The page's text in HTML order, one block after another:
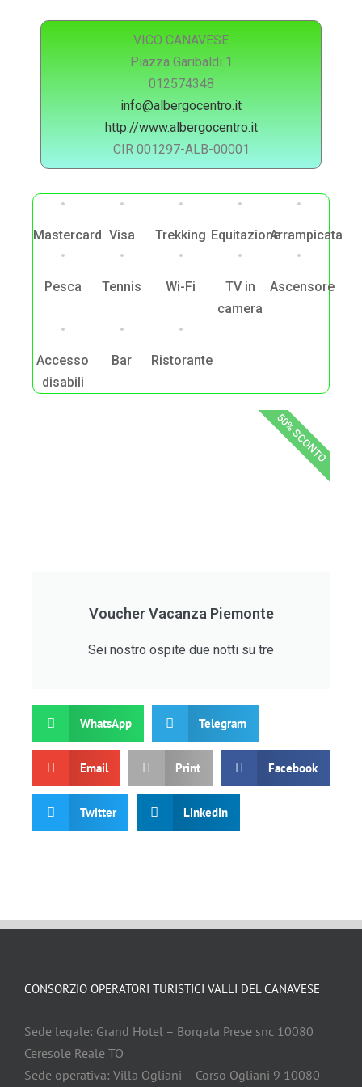
VICO CANAVESE
Piazza Garibaldi 1
012574348
info@albergocentro.it
http://www.albergocentro.it
CIR 001297-ALB-00001
Mastercard Visa Trekking EquitazioneArrampicata
Pesca Tennis Wi-Fi
TV in
camera
Ascensore
Accesso
disabili
Bar Ristorante
Voucher Vacanza Piemonte
Sei nostro ospite due notti su tre
50% SCONTO
WhatsApp Telegram
Email Print Facebook
Twitter LinkedIn
CONSORZIO OPERATORI TURISTICI VALLI DEL CANAVESE
Sede legale: Grand Hotel – Borgata Prese snc 10080
Ceresole Reale TO
Sede operativa: Villa Ogliani – Corso Ogliani 9 10080